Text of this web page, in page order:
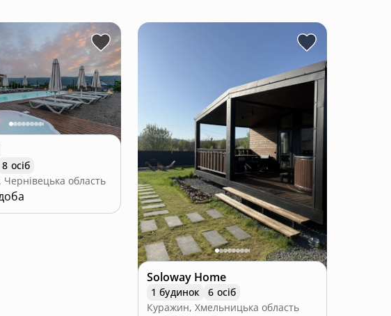
8 осіб
область
Soloway Home
1 будинок
6 осіб
Куражин, Хмельницька область